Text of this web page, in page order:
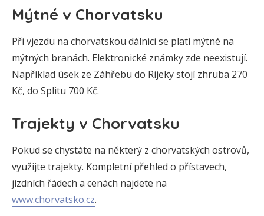
Mýtné v Chorvatsku
Při vjezdu na chorvatskou dálnici se platí mýtné na
mýtných branách. Elektronické známky zde neexistují.
Například úsek ze Záhřebu do Rijeky stojí zhruba 270
Kč, do Splitu 700 Kč.
Trajekty v Chorvatsku
Pokud se chystáte na některý z chorvatských ostrovů,
využijte trajekty. Kompletní přehled o přístavech,
jízdních řádech a cenách najdete na
www.chorvatsko.cz.